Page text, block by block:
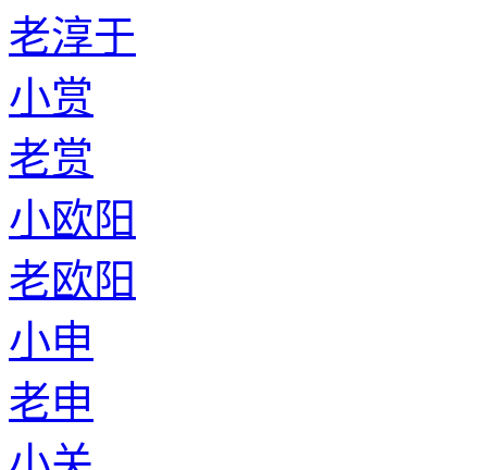
老淳于
小赏
老赏
小欧阳
老欧阳
小申
老申